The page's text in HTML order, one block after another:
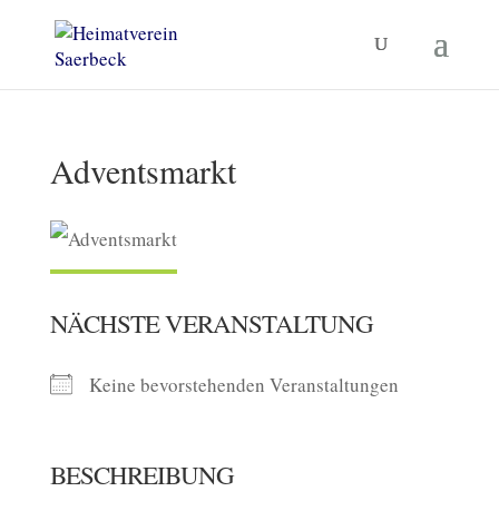
Adventsmarkt
NÄCHSTE VERANSTALTUNG
Keine bevorstehenden Veranstaltungen
BESCHREIBUNG